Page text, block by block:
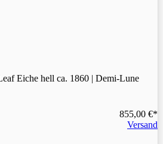
Eiche hell ca. 1860 | Demi-Lune
855,00 €
Versand